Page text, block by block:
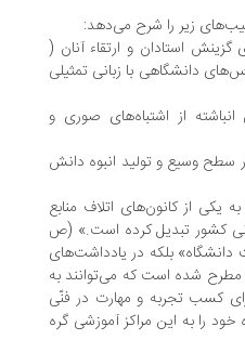
زیر را شرح می‌دهد:
استادان و ارتقاء آنان (
با زبانی تمثیلی
از اشتباه‌های صوری و
و تولید انبوه دانش
کانون‌های اتلاف منابع
تبدیل کرده است.» (ص
بلکه در یادداشت‌های
است که می‌توانند به
تجربه و مهارت در فنّی
این مراکز آموزشی گره